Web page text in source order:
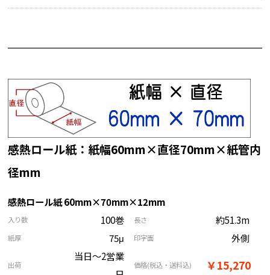
感熱ロール紙：紙幅60mm×直径70mm×紙管内
径mm
感熱ロール紙 60mm×70mm×12mm
入り数 100巻 長さ 約51.3m
紙厚 75μ 印字面 外側
出荷
当日～2営業
価格(税込・送料込) ￥15,270